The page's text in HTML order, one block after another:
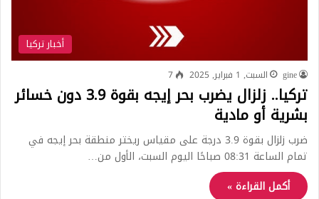
أخبار تركيا
gine السبت, 1 فبراير, 2025 7
تركيا.. زلزال يضرب بحر إيجه بقوة 3.9 دون خسائر
بشرية أو مادية
ضرب زلزال بقوة 3.9 درجة على مقياس ريختر منطقة بحر إيجه في
تمام الساعة 08:31 صباحًا اليوم السبت، الأول من…
أكمل القراءة »